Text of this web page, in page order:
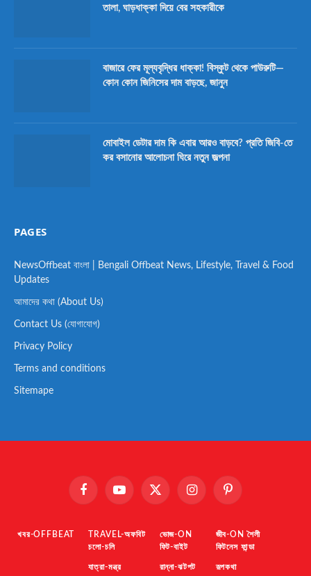
তালা, ঘাড়ধাক্কা দিয়ে বের সহকারীকে
বাজারে ফের মূল্যবৃদ্ধির ধাক্কা! বিস্কুট থেকে পাউরুটি—
কোন কোন জিনিসের দাম বাড়ছে, জানুন
মোবাইল ডেটার দাম কি এবার আরও বাড়বে? প্রতি জিবি-তে
কর বসানোর আলোচনা ঘিরে নতুন জল্পনা
PAGES
NewsOffbeat বাংলা | Bengali Offbeat News, Lifestyle, Travel & Food
Updates
আমাদের কথা (About Us)
Contact Us (যোগাযোগ)
Privacy Policy
Terms and conditions
Sitemape
FacebookYouTube X
InstagramPinterest
খবর-OFFBEAT
TRAVEL-অফবিট
চলো-চলি
যাত্রা-মন্ত্র
ভোজ-ON
ফিট-বাইট
রান্না-ঝটপট
জীব-ON শৈলী
ফিটনেস ফান্ডা
রূপকথা